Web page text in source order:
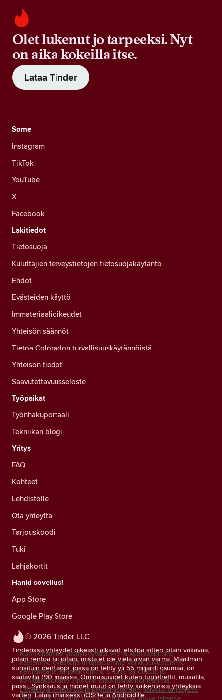
Olet lukenut jo tarpeeksi. Nyt
on aika kokeilla itse.
Lataa Tinder
© 2026 Tinder LLC
Tinderissä yhteydet oikeasti alkavat, etsitpä sitten jotain vakavaa,
jotain rentoa tai jotain, mistä et ole vielä aivan varma. Maailman
suosituin deittiappi, jossa on tehty yli 55 miljardi osumaa, on
saatavilla 190 maassa. Ominaisuudet kuten tuplatreffit, musatila,
passi, Synkkaus ja monet muut on tehty kaikenlaisia yhteyksiä
varten. Lataa ilmaiseksi iOS:lle ja Androidille.
Some
Instagram
TikTok
YouTube
X
Facebook
Lakitiedot
Tietosuoja
Kuluttajien terveystietojen tietosuojakäytäntö
Ehdot
Evästeiden käyttö
Immateriaalioikeudet
Yhteisön säännöt
Tietoa Coloradon turvallisuuskäytännöistä
Yhteisön tiedot
Saavutettavuusseloste
Työpaikat
Työnhakuportaali
Tekniikan blogi
Yritys
FAQ
Kohteet
Lehdistölle
Ota yhteyttä
Tarjouskoodi
Tuki
Lahjakortit
Hanki sovellus!
App Store
Google Play Store
Kunnioitamme yksityisyyttäsi. Me ja kumppanimme
käytämme evästeitä mitataksemme verkkosivustomme
kävijämääriä, tarjotaksemme sinulle tarjouksia ja
kehittääksemme Tinderin omia markkinointitoimia.
Lisätietoja evästeistä ja käyttämistämme palveluntarjoajista.
Voit perua suostumuksesi asetuksista koska tahansa.